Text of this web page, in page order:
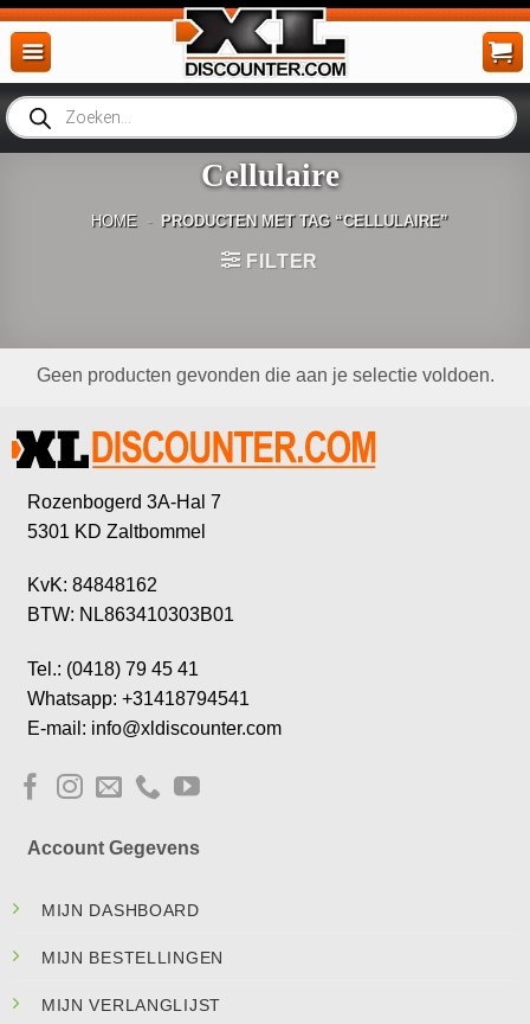
Ga
naar
inhoud
Producten
zoeken
Cellulaire
HOME - PRODUCTEN MET TAG “CELLULAIRE”
FILTER
Geen producten gevonden die aan je selectie voldoen.
Rozenbogerd 3A-Hal 7
5301 KD Zaltbommel
KvK: 84848162
BTW: NL863410303B01
Tel.: (0418) 79 45 41
Whatsapp: +31418794541
E-mail: info@xldiscounter.com
Account Gegevens
MIJN DASHBOARD
MIJN BESTELLINGEN
MIJN VERLANGLIJST